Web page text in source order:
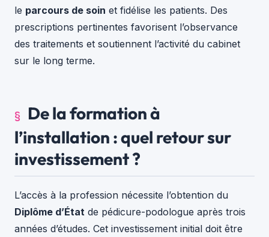
le parcours de soin et fidélise les patients. Des
prescriptions pertinentes favorisent l’observance
des traitements et soutiennent l’activité du cabinet
sur le long terme.
De la formation à
l’installation : quel retour sur
investissement ?
L’accès à la profession nécessite l’obtention du
Diplôme d’État de pédicure-podologue après trois
années d’études. Cet investissement initial doit être